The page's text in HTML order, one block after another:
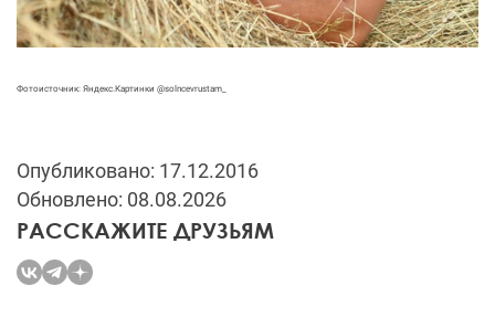
Фотоисточник: Яндекс.Картинки @solncevrustam_
Опубликовано: 17.12.2016
Обновлено: 08.08.2026
РАССКАЖИТЕ ДРУЗЬЯМ